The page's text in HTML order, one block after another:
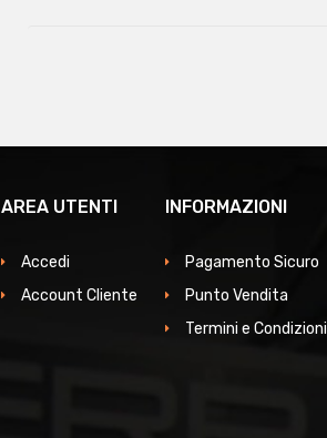
AREA UTENTI
Accedi
Account Cliente
INFORMAZIONI
Pagamento Sicuro
Punto Vendita
Termini e Condizioni